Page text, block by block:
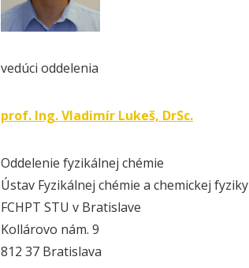
vedúci oddelenia
prof. Ing. Vladimír Lukeš, DrSc.
Oddelenie fyzikálnej chémie
Ústav Fyzikálnej chémie a chemickej fyziky
FCHPT STU v Bratislave
Kollárovo nám. 9
812 37 Bratislava